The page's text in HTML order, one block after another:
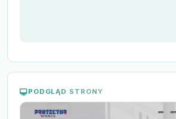
PODGLĄD STRONY